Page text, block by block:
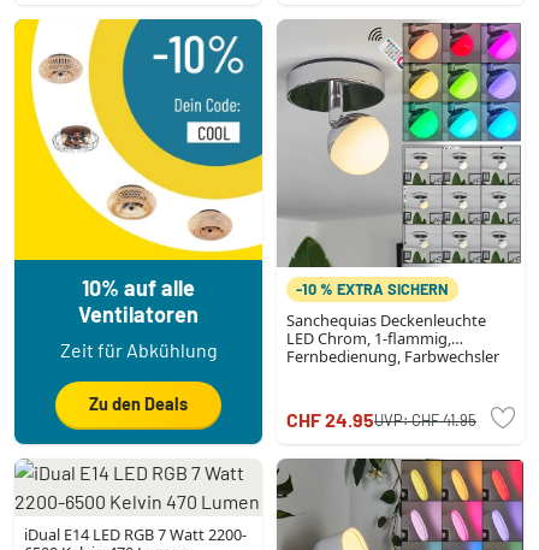
10% auf alle
Ventilatoren
Zeit für Abkühlung
Zu den Deals
-10 % EXTRA SICHERN
Sanchequias Deckenleuchte
LED Chrom, 1-flammig,
Fernbedienung, Farbwechsler
CHF 24.95UVP:CHF 41.95
iDual E14 LED RGB 7 Watt 2200-